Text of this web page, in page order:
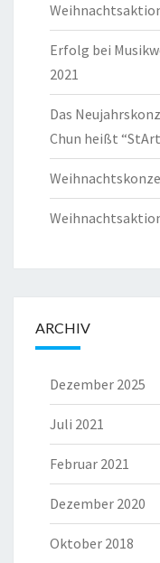
Erfolg bei
2021
Das
Chun heißt
ARCHIV
Dezember 2025
Juli 2021
Februar 2021
Dezember 2020
Oktober 2018